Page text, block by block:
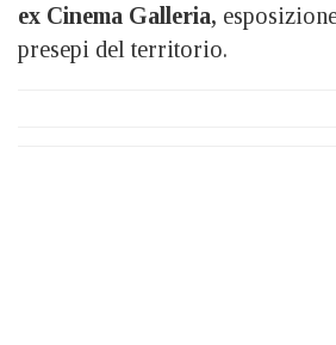
ex Cinema Galleria,
presepi del territorio.